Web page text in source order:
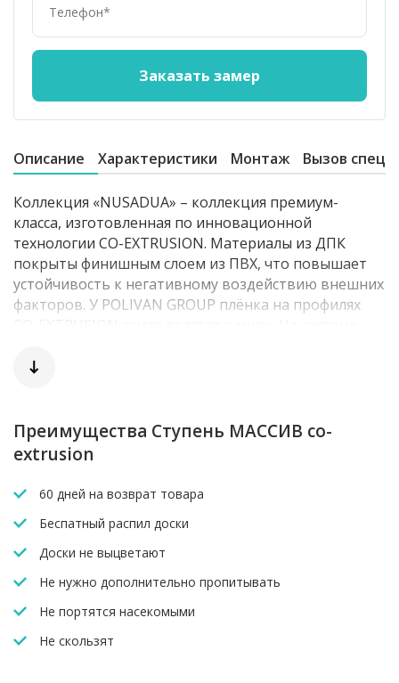
Описание Характеристики Монтаж Вызов
Коллекция «NUSADUA» – коллекция премиум-
класса, изготовленная по инновационной
технологии CO-EXTRUSION. Материалы из ДПК
покрыты финишным слоем из ПВХ, что повышает
устойчивость к негативному воздействию внешних
факторов. У POLIVAN GROUP плёнка на профилях
мм. Усиленные высокопрочные профили
Преимущества Ступень МАССИВ co-
extrusion
60 дней на возврат товара
Беспатный распил доски
Доски не выцветают
Не нужно дополнительно пропитывать
Не портятся насекомыми
Не скользят